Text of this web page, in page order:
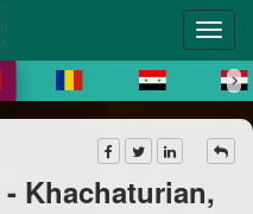
Khachaturian,